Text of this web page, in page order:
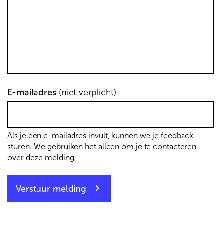
E-mailadres (niet verplicht)
Als je een e-mailadres invult, kunnen we je feedback
sturen. We gebruiken het alleen om je te contacteren
over deze melding.
Verstuur melding